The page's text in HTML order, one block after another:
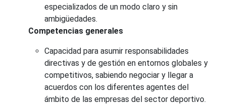
especializados de un modo claro y sin
ambigüedades.
Competencias generales
Capacidad para asumir responsabilidades
directivas y de gestión en entornos globales y
competitivos, sabiendo negociar y llegar a
acuerdos con los diferentes agentes del
ámbito de las empresas del sector deportivo.